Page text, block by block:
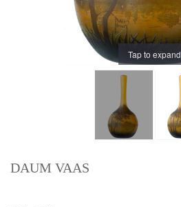
Tap to expand
DAUM VAAS